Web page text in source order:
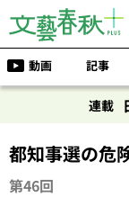
動画 記事
連載
都知事選の危
第46回